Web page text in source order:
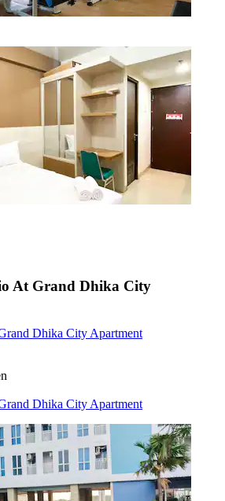
At Grand Dhika City
Dhika City Apartment
Dhika City Apartment